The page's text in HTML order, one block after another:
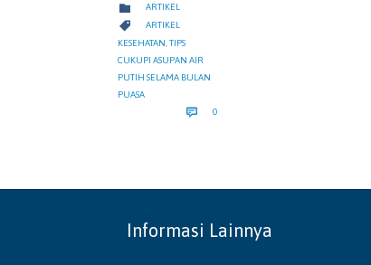
 CATEGORY
ARTIKEL
 CATEGORY
ARTIKEL
KESEHATAN TIPS
CUKUPI ASUPAN AIR
PUTIH SELAMA BULAN
PUASA
 0
Informasi Lainnya